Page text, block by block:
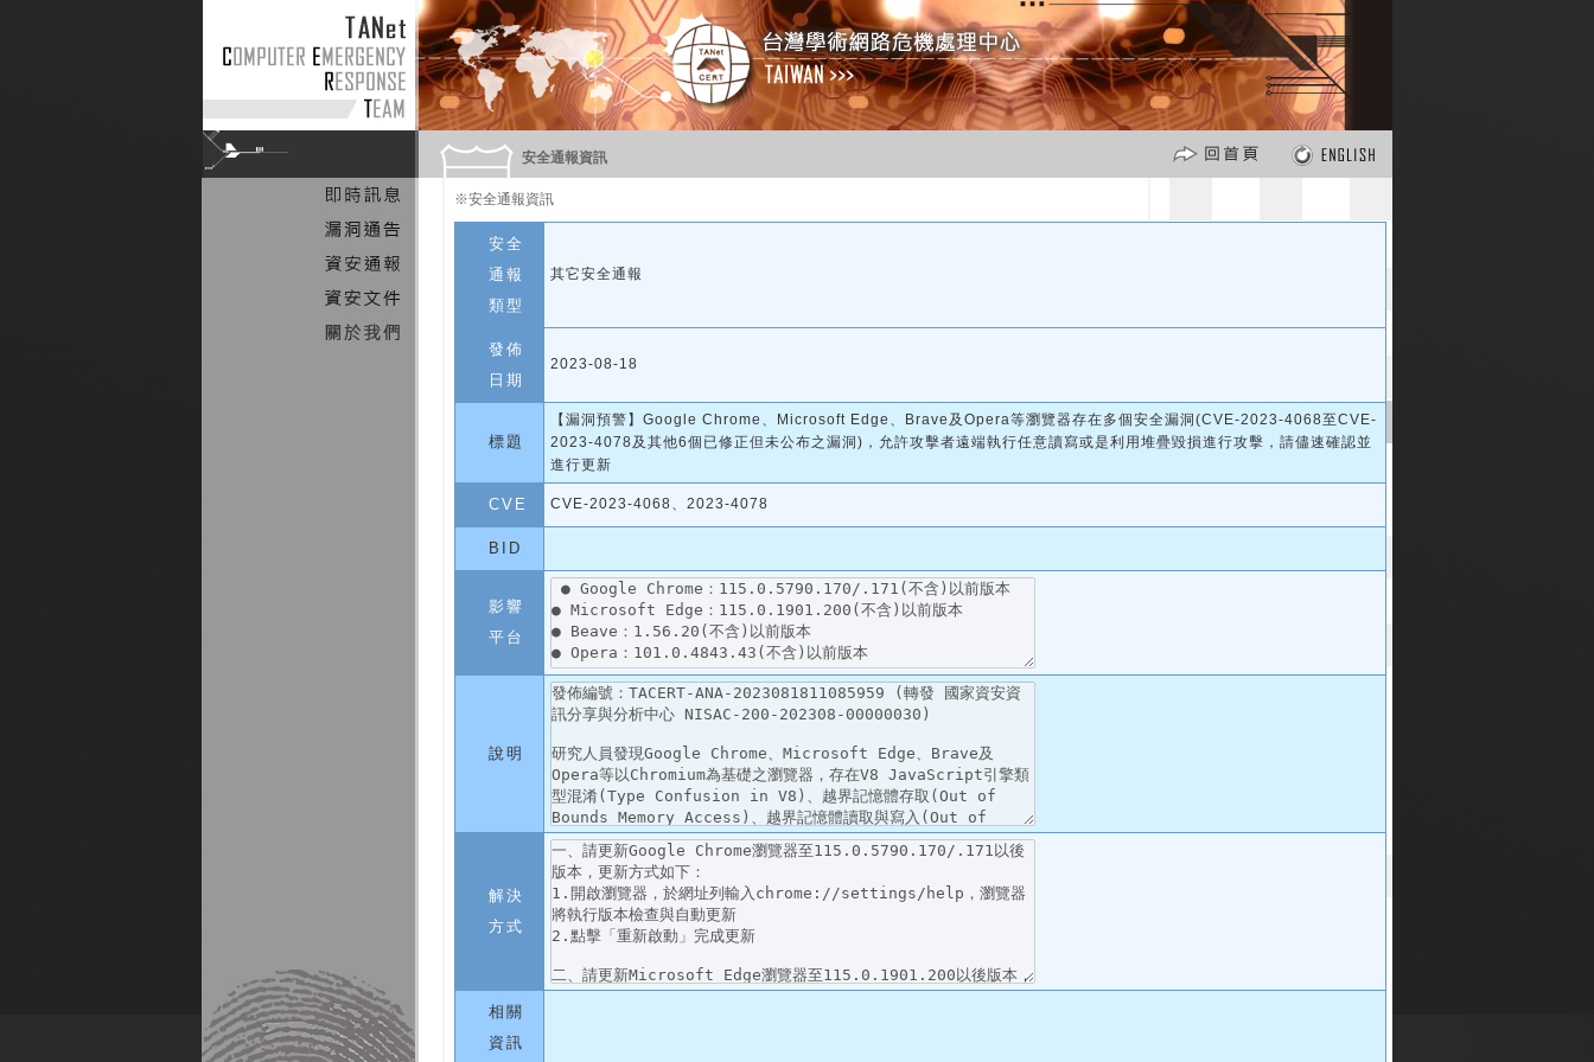
安全通報資訊
※安全通報資訊
安全
通報
類型
其它安全通報
發佈
日期
2023-08-18
標題
【漏洞預警】Google Chrome、Microsoft Edge、Brave及Opera等瀏覽器存在多個安全漏洞(CVE-2023-4068至CVE-
2023-4078及其他6個已修正但未公布之漏洞)，允許攻擊者遠端執行任意讀寫或是利用堆疊毀損進行攻擊，請儘速確認並
進行更新
CVE CVE-2023-4068、2023-4078
BID
影響
平台
說明
解決
方式
相關
資訊